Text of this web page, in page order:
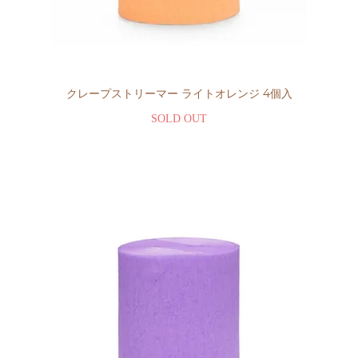
クレープストリーマー ライトオレンジ 4個入
SOLD OUT